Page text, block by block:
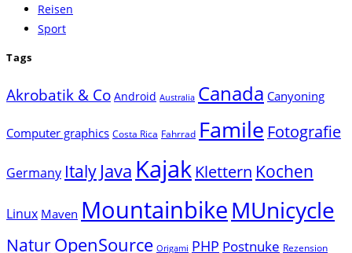
Reisen
Sport
Tags
Akrobatik & Co Android Australia Canada Canyoning
Computer graphics Costa Rica Fahrrad Famile Fotografie
Germany Italy Java Kajak Klettern Kochen
Linux Maven MountainbikeMUnicycle
NaturOpenSource Origami PHP Postnuke Rezension